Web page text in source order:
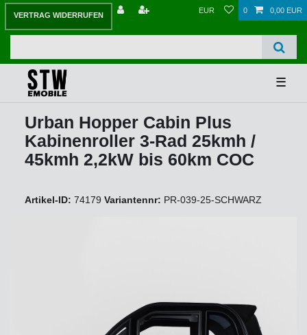
VERTRAG WIDERRUFEN
EUR 0 0,00 EUR
☰
Urban Hopper Cabin Plus
Kabinenroller 3-Rad 25kmh /
45kmh 2,2kW bis 60km COC
Artikel-ID: 74179 Variantennr: PR-039-25-SCHWARZ